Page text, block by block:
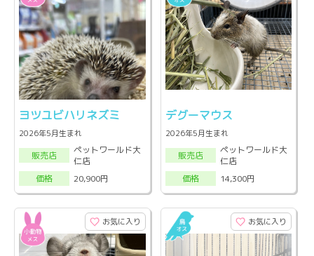
ヨツユビハリネズミ
2026年5月生まれ
販売店
ペットワールド大
仁店
価格
20,900円
デグーマウス
2026年5月生まれ
販売店
ペットワールド大
仁店
価格
14,300円
お気に入り お気に入り